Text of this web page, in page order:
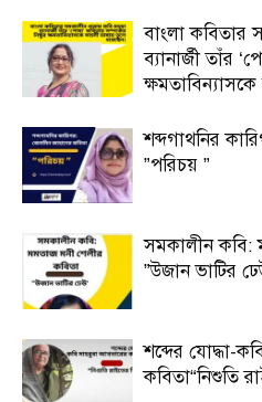
বাংলা কবিতার
ব্যানার্জী তাঁর
শব্দগাথনির
”পরিচয় ”
সমকালীন কবি:
”উজান ভাটির
শব্দের যোদ্ধা-
কবিতা“নিশুতি